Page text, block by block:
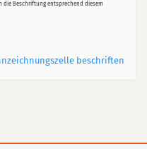
die Beschriftung entsprechend diesem
beschriften